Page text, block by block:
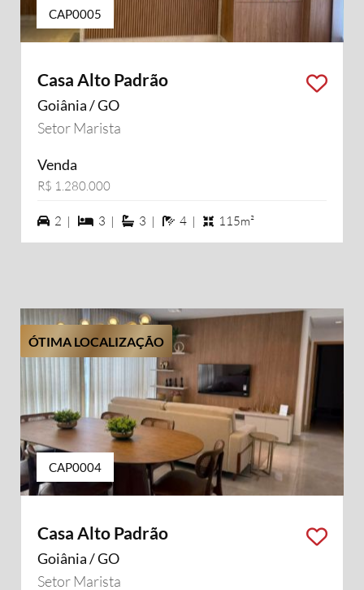
CAP0005
Casa Alto Padrão
Goiânia / GO
Setor Marista
Venda
R$ 1.280.000
2 vagas na garagem
2 | 3 dormiórios
3 | 3 suítes
3 | 4 banheiros
4 | 115m²
ÓTIMA LOCALIZAÇÃO
CAP0004
Casa Alto Padrão
Goiânia / GO
Setor Marista